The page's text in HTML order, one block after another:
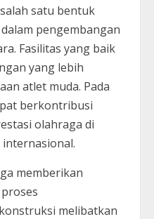
satu bentuk
pengembangan
Fasilitas yang baik
yang lebih
atlet muda. Pada
berkontribusi
olahraga di
memberikan
melibatkan